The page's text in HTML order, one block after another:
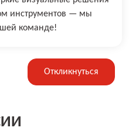
инструментов — мы
команде!
Откликнуться